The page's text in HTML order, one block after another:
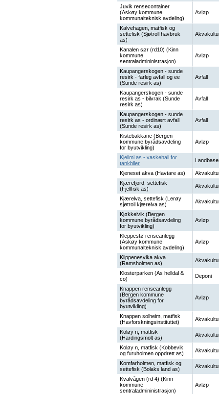
Juvik rensecontainer
(Askøy kommune
kommunalteknisk avdeling)
Avløp
Kalvehagen, matfisk og
settefisk (Sjøtroll havbruk
as)
Kanalen sør (rd10) (Kinn
kommune
sentraladmininistrasjon)
Avløp
Kaupangerskogen - sunde
resirk - farleg avfall og ee
(Sunde resirk as)
Avfall
Kaupangerskogen - sunde
resirk as - bilvrak (Sunde
resirk as)
Avfall
Kaupangerskogen - sunde
resirk as - ordinært avfall
(Sunde resirk as)
Avfall
Kistebakkane (Bergen
kommune byrådsavdeling
for byutvikling)
Avløp
Kjellmi as - vaskehall for
tankbiler
Kjeneset akva (Havtare as)
Kjærefjord, settefisk
(Fjellfisk as)
Kjærelva, settefisk (Lerøy
sjøtroll kjærelva as)
Kjøkkelvik (Bergen
kommune byrådsavdeling
for byutvikling)
Avløp
Kleppestø renseanlegg
(Askøy kommune
kommunalteknisk avdeling)
Avløp
Klippenesvika akva
(Ramsholmen as)
Klosterparken (As helldal &
co)
Deponi
Knappen renseanlegg
(Bergen kommune
byrådsavdeling for
byutvikling)
Avløp
Knappen solheim, matfisk
(Havforskningsinstituttet)
Koløy n, matfisk
(Hardingsmolt as)
Koløy n, matfisk (Kobbevik
og furuholmen oppdrett as)
Komfarholmen, matfisk og
settefisk (Bolaks land as)
Kvalvågen (rd 4) (Kinn
kommune
sentraladmininistrasjon)
Avløp